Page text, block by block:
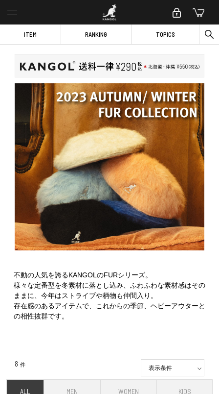
ITEM RANKING TOPICS
不動の人気を誇るKANGOLのFURシリーズ。
様々な定番型を冬素材に落とし込み、ふわふわな素材感はその
ままに、今年はストライブや柄物も仲間入り。
存在感のあるアイテムで、これからの季節、ヘビーアウターと
の相性抜群です。
8 件 表示条件
ALL MEN WOMEN KIDS